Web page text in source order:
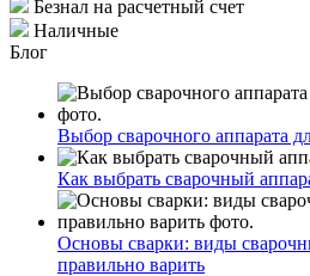
Безнал на расчетный счет
Наличные
Блог
Выбор сварочного аппарата
Как выбрать сварочный
Основы сварки: виды
правильно варить